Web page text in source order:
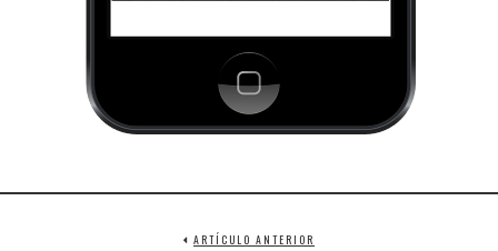
ARTÍCULO ANTERIOR